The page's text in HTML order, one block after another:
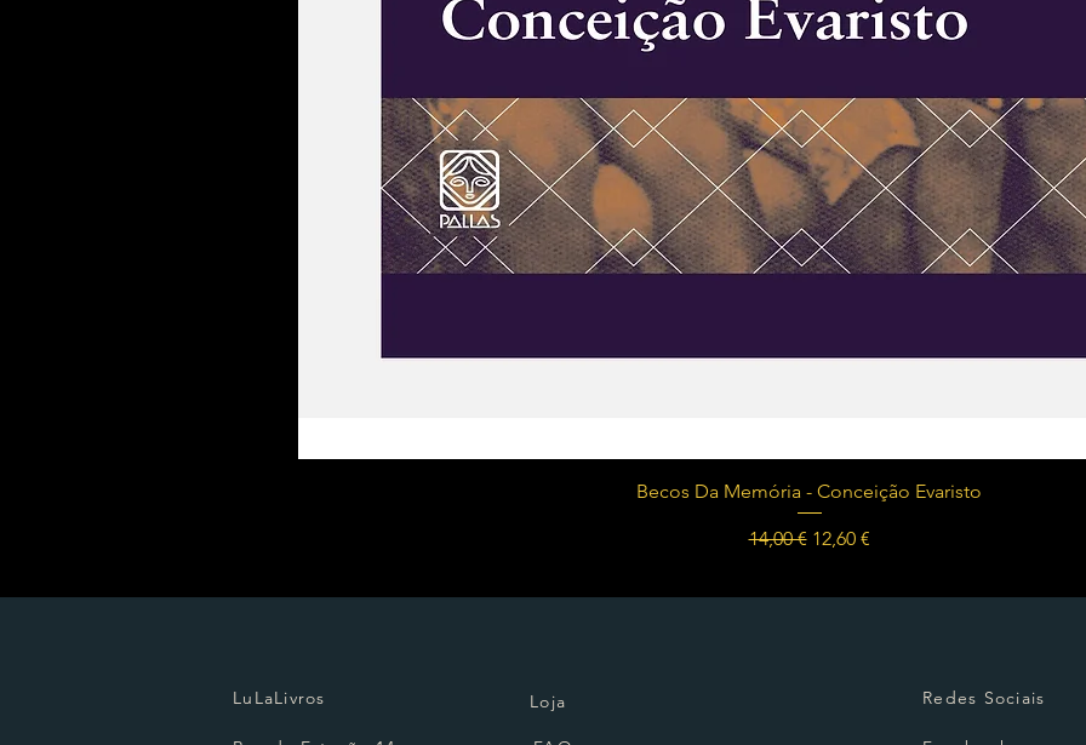
Visualização rápida
Becos Da Memória - Conceição Evaristo
Preço normal
14,00 € Preço promocional
12,60 €
LuLaLivros Loja Redes Sociais